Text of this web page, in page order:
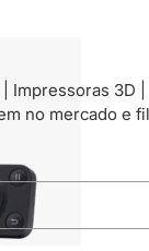
Impressoras
no mercado e